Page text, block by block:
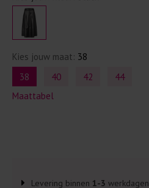
Kies jouw maat: 38
38
40 42
44
Maattabel
Levering binnen 1-3 werkdagen